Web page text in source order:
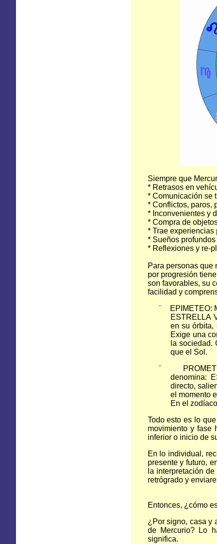
Siempre que
* Retrasos en
* Comunicación se
* Conflictos, paros,
* Inconvenientes y
* Compra de
* Trae experiencias
* Sueños
* Reflexiones y re-
Para personas que
por progresión
son favorables, su
facilidad y
¨ EPIMETEO:
ESTRELLA
en su órbita,
Exige una
la sociedad.
que el Sol.
¨
denomina:
directo,
el momento
En el
Todo esto es lo
movimiento y fase
inferior o inicio de
En lo individual,
presente y futuro,
la interpretación
retrógrado y
Entonces, ¿cómo
¿Por signo, casa y
de Mercurio? Lo
significa.